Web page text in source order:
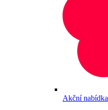
Akční nabídka